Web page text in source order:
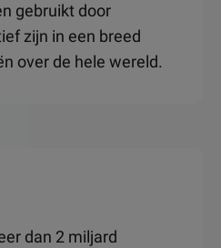
gebruikt door
zijn in een breed
over de hele wereld.
dan 2 miljard